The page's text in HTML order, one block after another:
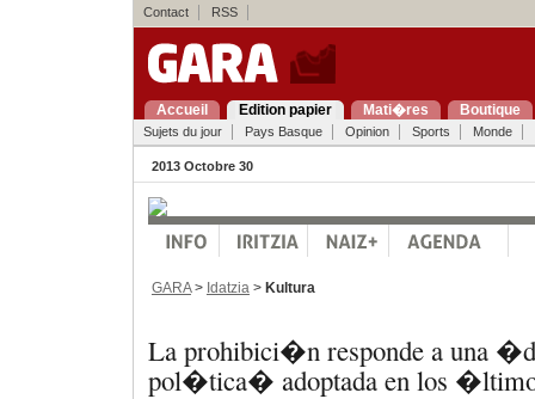
Contact RSS
Accueil Edition papier Mati�res Boutique
Sujets du jour Pays Basque Opinion Sports Monde
2013 Octobre 30
GARA> Idatzia > Kultura
La prohibici�n responde a una
pol�tica� adoptada en los